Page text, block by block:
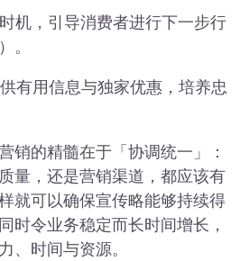
机，引导消费者进行下一步行
。
有用信息与独家优惠，培养忠
销的精髓在于「协调统一」：
量，还是营销渠道，都应该有
就可以确保宣传略能够持续得
时令业务稳定而长时间增长，
、时间与资源。